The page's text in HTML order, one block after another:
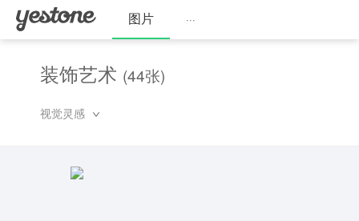
图片 ···
装饰艺术 (44张)
视觉灵感